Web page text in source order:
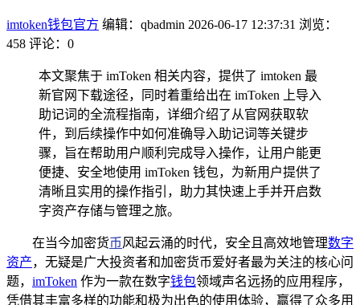
imtoken钱包官方 编辑：qbadmin 2026-06-17 12:37:31 浏览：
458 评论：0
本文聚焦于 imToken 相关内容，提供了 imtoken 最
新官网下载途径，同时着重给出在 imToken 上导入
助记词的全流程指南，详细介绍了从官网获取软
件，到后续操作中如何准确导入助记词等关键步
骤，旨在帮助用户顺利完成导入操作，让用户能更
便捷、安全地使用 imToken 钱包，为新用户提供了
清晰且实用的操作指引，助力其快速上手并开启数
字资产存储与管理之旅。
在当今加密货币风起云涌的时代，安全且高效地管理数字
资产，无疑是广大投资者和加密货币爱好者最为关注的核心问
题， imToken 作为一款在数字钱包领域声名远扬的应用程序，
凭借其丰富多样的功能和极为出色的使用体验，赢得了众多用